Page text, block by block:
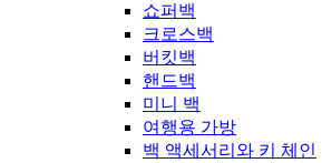
쇼퍼백
크로스백
버킷백
핸드백
미니 백
여행용 가방
백 액세서리와 키 체인